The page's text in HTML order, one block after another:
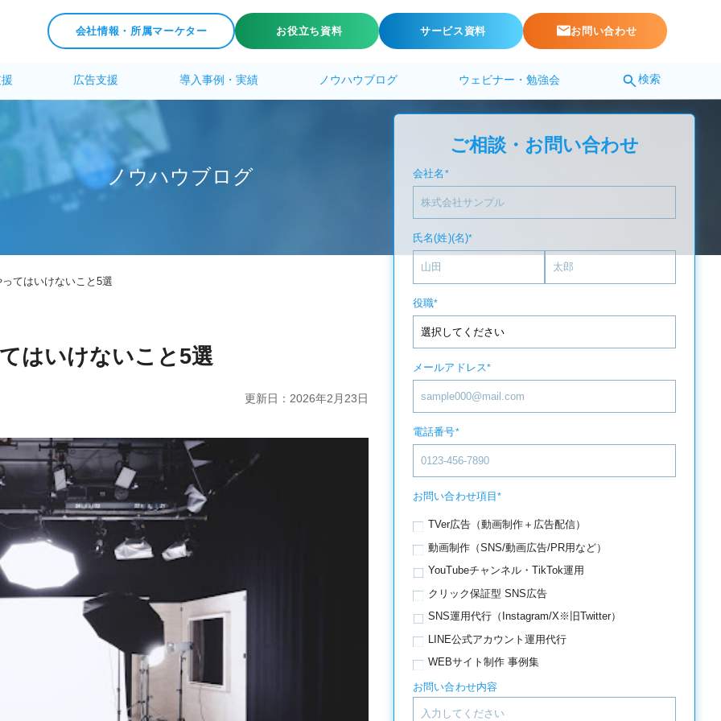
会社情報・所属マーケター お役立ち資料 サービス資料 お問い合わせ
広告支援 導入事例・実績 ノウハウブログ ウェビナー・勉強会 検索
ノ ウハウ ブロ グ
てはいけないこと5選
はいけないこと5選
更新日： 2026年2月23日
ご相談・お問い合わせ
会社名 *
氏名(姓)(名)*
役職*
メールアドレス*
電話番号*
お問い合わせ項目*
TVer広告（動画制作＋広告配信）
動画制作（SNS/動画広告/PR用など）
YouTubeチャンネル・TikTok運用
クリック保証型 SNS広告
SNS運用代行（Instagram/X※旧Twitter）
LINE公式アカウント運用代行
WEBサイト制作 事例集
お問い合わせ内容